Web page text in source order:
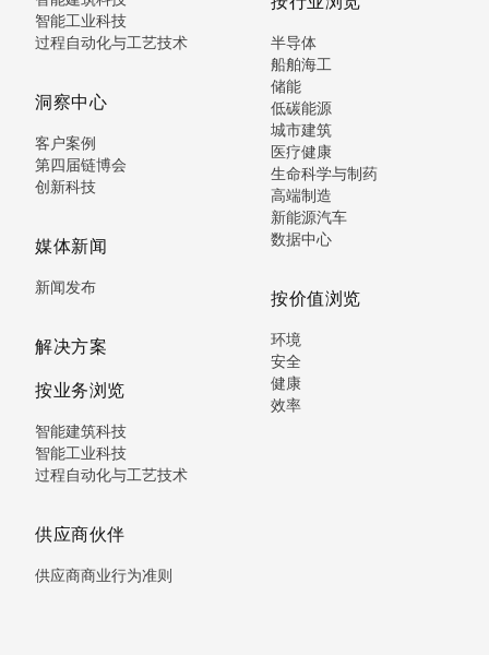
智能工业科技
过程自动化与工艺技术
洞察中心
客户案例
第四届链博会
创新科技
媒体新闻
新闻发布
解决方案
按业务浏览
智能建筑科技
智能工业科技
过程自动化与工艺技术
供应商伙伴
供应商商业行为准则
半导体
船舶海工
储能
低碳能源
城市建筑
医疗健康
生命科学与制药
高端制造
新能源汽车
数据中心
按价值浏览
环境
安全
健康
效率